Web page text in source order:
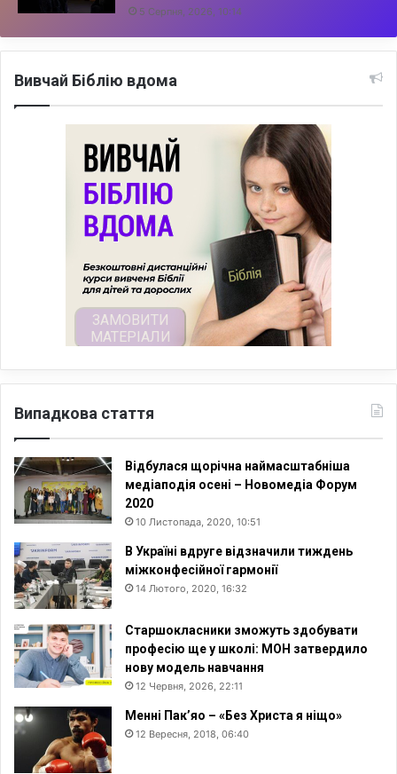
5 Серпня, 2026, 10:14
Вивчай Біблію вдома
Випадкова стаття
Відбулася щорічна наймасштабніша
медіаподія осені – Новомедіа Форум
2020
10 Листопада, 2020, 10:51
В Україні вдруге відзначили тиждень
міжконфесійної гармонії
14 Лютого, 2020, 16:32
Старшокласники зможуть здобувати
професію ще у школі: МОН затвердило
нову модель навчання
12 Червня, 2026, 22:11
Менні Пак’яо – «Без Христа я ніщо»
12 Вересня, 2018, 06:40